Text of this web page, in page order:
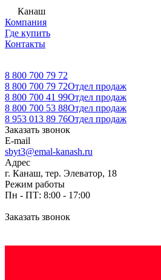
Канаш
Компания
Где купить
Контакты
8 800 700 79 72
8 800 700 79 72Отдел продаж
8 800 700 41 99Отдел продаж
8 800 700 53 88Отдел продаж
8 953 013 89 76Отдел продаж
Заказать звонок
E-mail
sbyt3@emal-kanash.ru
Адрес
г. Канаш, тер. Элеватор, 18
Режим работы
Пн - ПТ: 8:00 - 17:00
Заказать звонок